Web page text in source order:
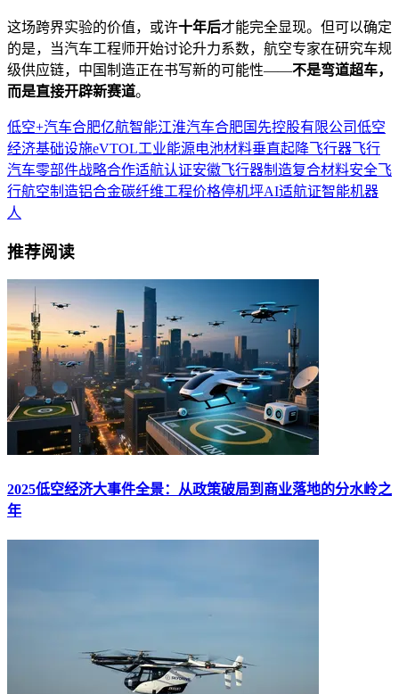
这场跨界实验的价值，或许十年后才能完全显现。但可以确定
的是，当汽车工程师开始讨论升力系数，航空专家在研究车规
级供应链，中国制造正在书写新的可能性——不是弯道超车，
而是直接开辟新赛道。
低空+汽车合肥亿航智能江淮汽车合肥国先控股有限公司低空
经济基础设施eVTOL工业能源电池材料垂直起降飞行器飞行
汽车零部件战略合作适航认证安徽飞行器制造复合材料安全飞
行航空制造铝合金碳纤维工程价格停机坪AI适航证智能机器
人
推荐阅读
2025低空经济大事件全景：从政策破局到商业落地的分水岭之
年